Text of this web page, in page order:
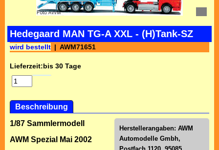
Hedegaard MAN TG-A XXL - (H)Tank-SZ
wird bestellt AWM71651
Lieferzeit:bis 30 Tage
Beschreibung
Herstellerangaben: AWM
Automodelle Gmbh,
1/87 Sammlermodell
AWM Spezial Mai 2002